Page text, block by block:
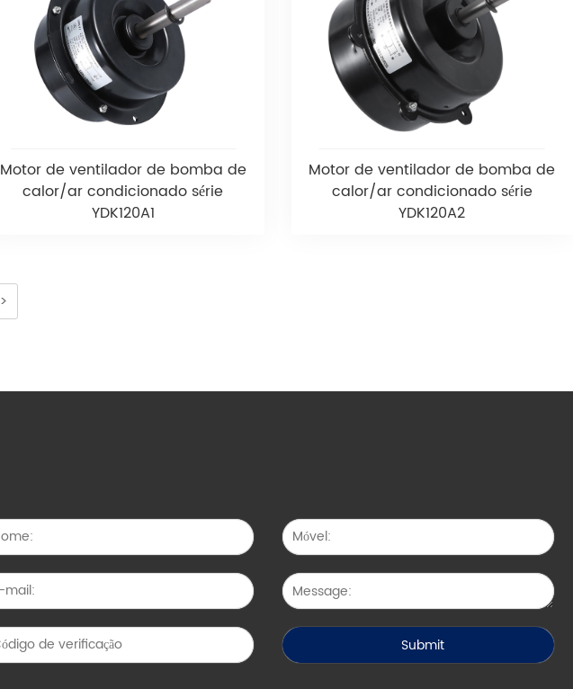
Motor de ventilador de bomba de
calor/ar condicionado série
YDK120A1
Motor de ventilador de bomba de
calor/ar condicionado série
YDK120A2
>